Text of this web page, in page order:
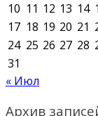
10 11 12 13 14
17 18 19 20 21
24 25 26 27 28
31
« Июл
Архив